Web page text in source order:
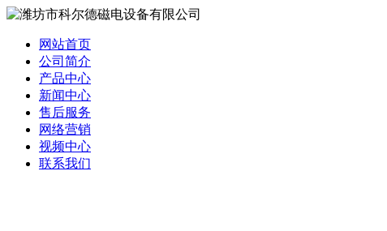
网站首页
公司简介
产品中心
新闻中心
售后服务
网络营销
视频中心
联系我们